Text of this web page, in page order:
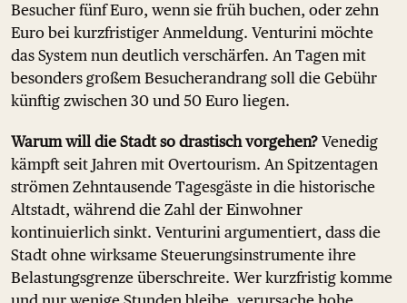
Besucher fünf Euro, wenn sie früh buchen, oder zehn
Euro bei kurzfristiger Anmeldung. Venturini möchte
das System nun deutlich verschärfen. An Tagen mit
besonders großem Besucherandrang soll die Gebühr
künftig zwischen 30 und 50 Euro liegen.
Warum will die Stadt so drastisch vorgehen? Venedig
kämpft seit Jahren mit Overtourism. An Spitzentagen
strömen Zehntausende Tagesgäste in die historische
Altstadt, während die Zahl der Einwohner
kontinuierlich sinkt. Venturini argumentiert, dass die
Stadt ohne wirksame Steuerungsinstrumente ihre
Belastungsgrenze überschreite. Wer kurzfristig komme